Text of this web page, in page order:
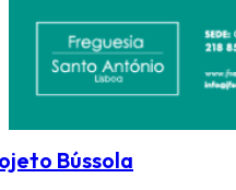
Bússola